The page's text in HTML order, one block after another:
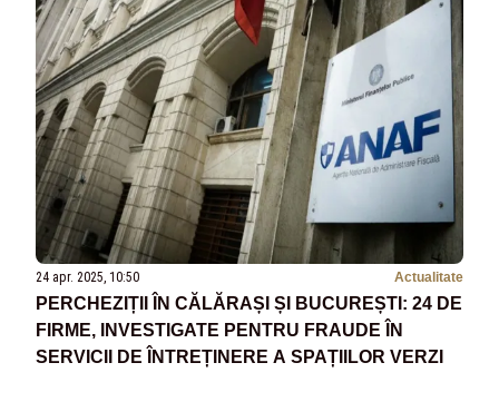
24 apr. 2025, 10:50 Actualitate
PERCHEZIȚII ÎN CĂLĂRAȘI ȘI BUCUREȘTI: 24 DE
FIRME, INVESTIGATE PENTRU FRAUDE ÎN
SERVICII DE ÎNTREȚINERE A SPAȚIILOR VERZI